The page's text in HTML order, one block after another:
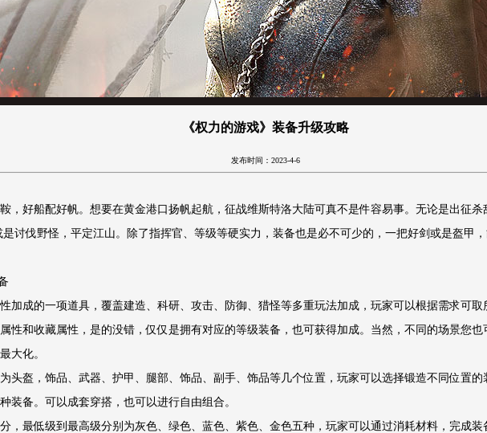
《权力的游戏》装备升级攻略
发布时间：2023-4-6
，好船配好帆。想要在黄金港口扬帆起航，征战维斯特洛大陆可真不是件容易事。无论是出征杀
讨伐野怪，平定江山。除了指挥官、等级等硬实力，装备也是必不可少的，一把好剑或是盔甲
加成的一项道具，覆盖建造、科研、攻击、防御、猎怪等多重玩法加成，玩家可以根据需求可取
性和收藏属性，是的没错，仅仅是拥有对应的等级装备，也可获得加成。当然，不同的场景您也
大化。
头盔，饰品、武器、护甲、腿部、饰品、副手、饰品等几个位置，玩家可以选择锻造不同位置
装备。可以成套穿搭，也可以进行自由组合。
，最低级到最高级分别为灰色、绿色、蓝色、紫色、金色五种，玩家可以通过消耗材料，完成